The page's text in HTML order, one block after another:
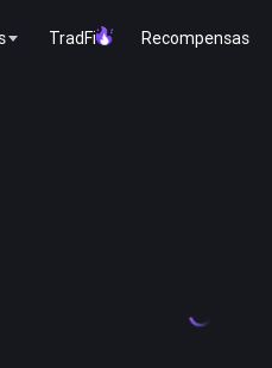
TradFi Recompensas